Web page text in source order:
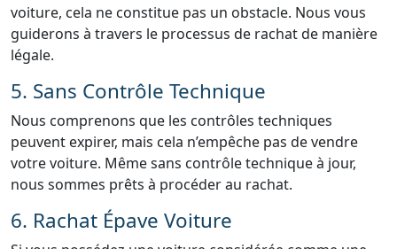
voiture, cela ne constitue pas un obstacle. Nous vous
guiderons à travers le processus de rachat de manière
légale.
5. Sans Contrôle Technique
Nous comprenons que les contrôles techniques
peuvent expirer, mais cela n’empêche pas de vendre
votre voiture. Même sans contrôle technique à jour,
nous sommes prêts à procéder au rachat.
6. Rachat Épave Voiture